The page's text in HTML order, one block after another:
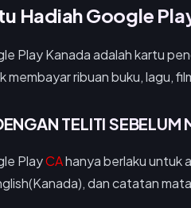
Hadiah Google
Play Kanada adalah kartu
ribuan buku, lagu,
TELITI SEBELUM
PlayCAhanya berlaku untuk
dan catatan